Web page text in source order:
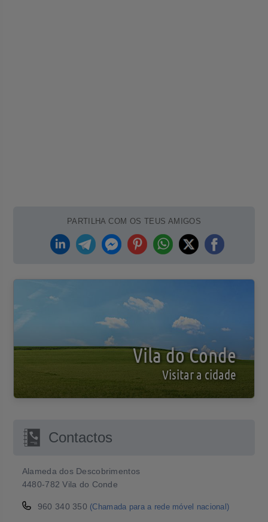
PARTILHA COM OS TEUS AMIGOS
Vila do Conde
Visitar a cidade
Contactos
Alameda dos Descobrimentos
4480-782 Vila do Conde
960 340 350 (Chamada para a rede móvel nacional)